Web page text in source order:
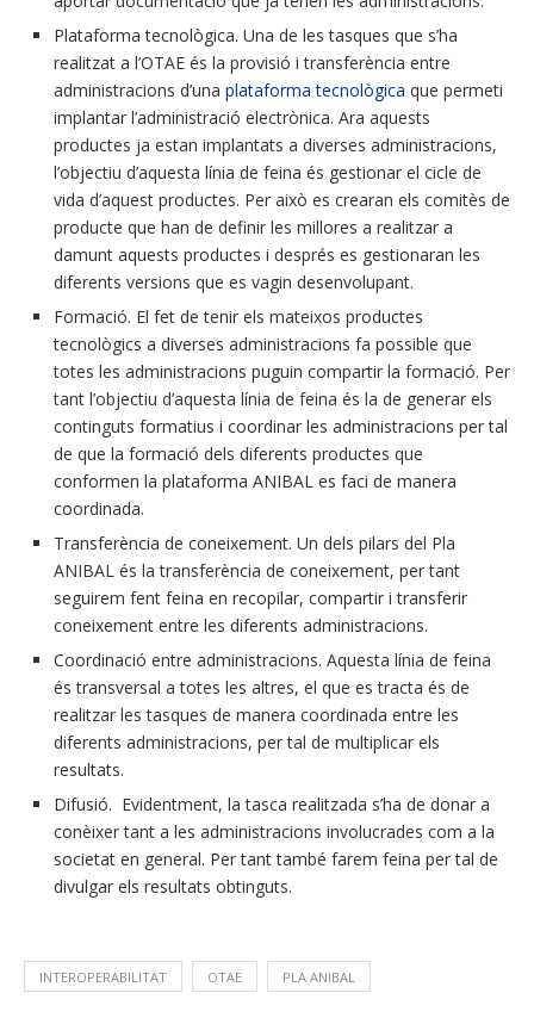
Plataforma tecnològica. Una de les tasques que s’ha
realitzat a l’OTAE és la provisió i transferència entre
administracions d’una plataforma tecnològica que permeti
implantar l’administració electrònica. Ara aquests
productes ja estan implantats a diverses administracions,
l’objectiu d’aquesta línia de feina és gestionar el cicle de
vida d’aquest productes. Per això es crearan els comitès de
producte que han de definir les millores a realitzar a
damunt aquests productes i després es gestionaran les
diferents versions que es vagin desenvolupant.
Formació. El fet de tenir els mateixos productes
tecnològics a diverses administracions fa possible que
totes les administracions puguin compartir la formació. Per
tant l’objectiu d’aquesta línia de feina és la de generar els
continguts formatius i coordinar les administracions per tal
de que la formació dels diferents productes que
conformen la plataforma ANIBAL es faci de manera
coordinada.
Transferència de coneixement. Un dels pilars del Pla
ANIBAL és la transferència de coneixement, per tant
seguirem fent feina en recopilar, compartir i transferir
coneixement entre les diferents administracions.
Coordinació entre administracions. Aquesta línia de feina
és transversal a totes les altres, el que es tracta és de
realitzar les tasques de manera coordinada entre les
diferents administracions, per tal de multiplicar els
resultats.
Difusió. Evidentment, la tasca realitzada s’ha de donar a
conèixer tant a les administracions involucrades com a la
societat en general. Per tant també farem feina per tal de
divulgar els resultats obtinguts.
INTEROPERABILITAT OTAE PLA ANIBAL